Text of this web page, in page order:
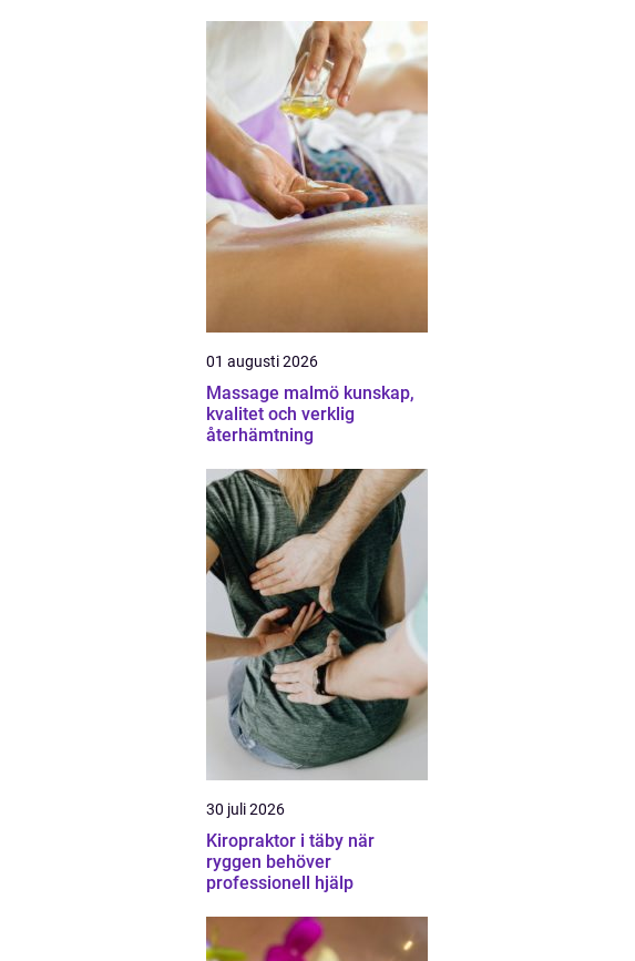
01 augusti 2026
Massage malmö kunskap,
kvalitet och verklig
återhämtning
30 juli 2026
Kiropraktor i täby när
ryggen behöver
professionell hjälp